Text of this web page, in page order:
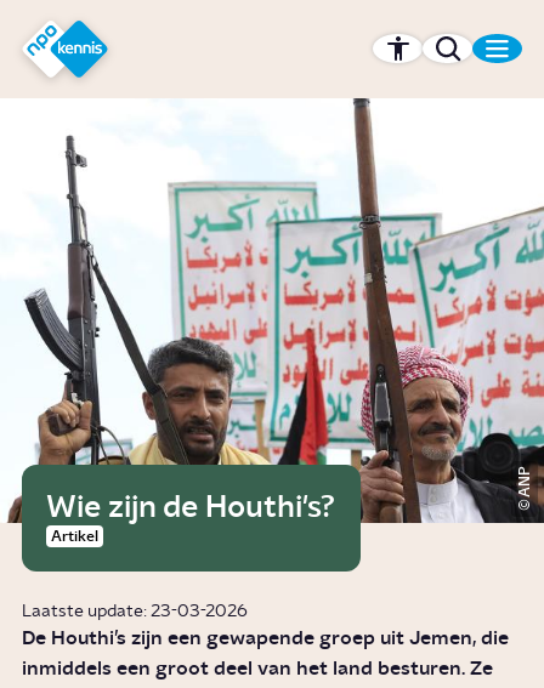
Hét kennisplatform van de NPO
ANP
Wie zijn de Houthi's?
Artikel
Laatste update: 23-03-2026
De Houthi’s zijn een gewapende groep uit Jemen, die
inmiddels een groot deel van het land besturen. Ze